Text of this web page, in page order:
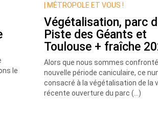
ici
le
MÉTROPOLE ET VOUS !
Végétalisation, parc
Piste des Géants et
Toulouse + fraîche
Alors que nous sommes
nouvelle période caniculaire, ce
consacré à la végétalisation de la
récente ouverture du parc (…)